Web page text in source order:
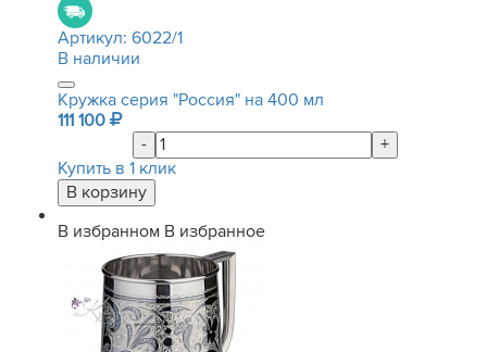
Артикул: 6022/1
В наличии
Кружка серия "Россия" на 400 мл
111 100
-
+
Купить в 1 клик
В избранном В избранное